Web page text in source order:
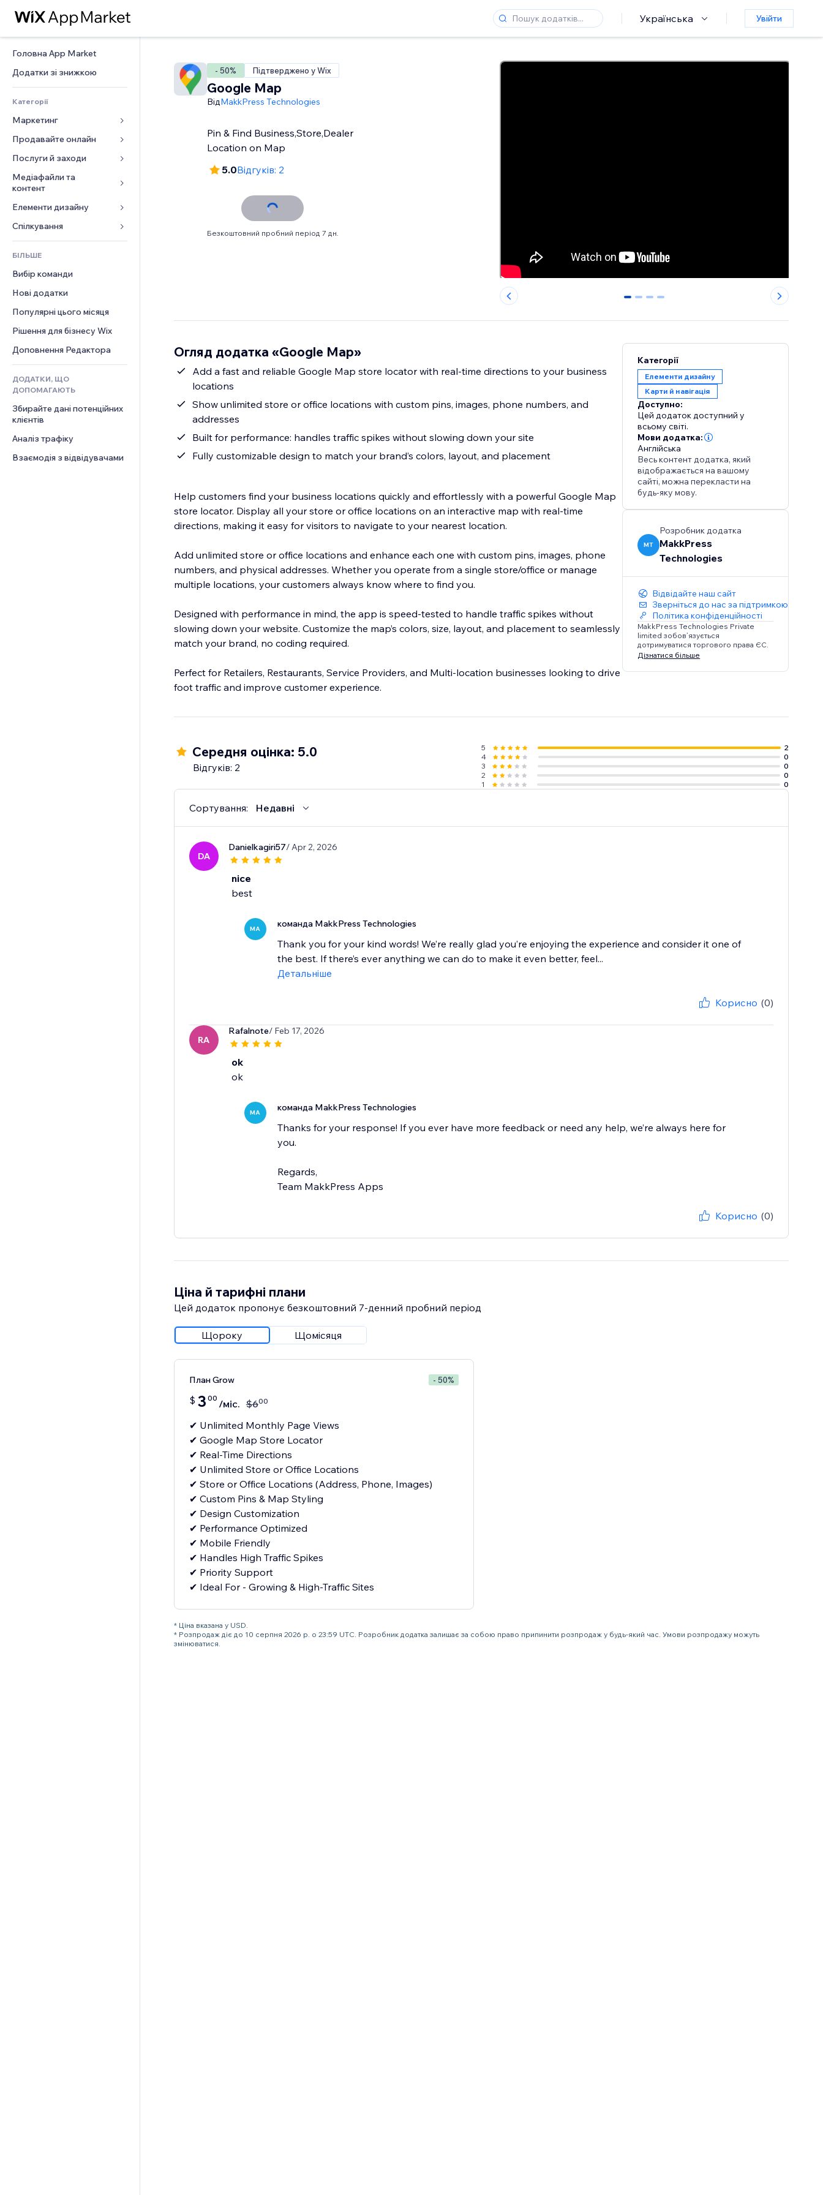
Українська Увійти
Головна App Market
Додатки зі знижкою
Категорії
Маркетинг
Реклама
Мобільний
Аналітика
Соцмережі
SEO
Залучення
Розміщення сайту
Ел. пошта
Конверсія
Продавайте онлайн
Додатки для магазинів
Надсилання та доставка
Кнопки продажу
Онлайн‑курси
Друк на замовлення
Бухгалтерський облік
Купони й лояльність
Рішення для складів
Дропшипінг
Тарифні плани й підписки
Краудфандинг
Їжа та напої
Послуги й заходи
Готелі
Заходи
Ресторани
Нерухомість
Медіафайли та
контент
Галерея
Музика
Подкасти
Фотографія
Відео
PDF
Обмін файлами
Новини
Елементи дизайну
Карти й навігація
Конфіденційність і безпека
Годинник
Шаблони сторінок
Ефекти зображення
Кнопки та меню
Банери та бейджі
Калькулятори
Пошук
Погода
Графіки й таблиці
Форми
Опитування
Чат
Коментарі
Телефон
Спільнота
Відгуки
CRM
БІЛЬШЕ
Вибір команди
Нові додатки
Популярні цього місяця
Рішення для бізнесу Wix
Доповнення Редактора
ДОДАТКИ, ЩО
ДОПОМАГАЮТЬ
Збирайте дані потенційних
клієнтів
Аналіз трафіку
Взаємодія з відвідувачами
- 50% Підтверджено у Wix
Google Map
ВідMakkPress Technologies
Pin & Find Business,Store,Dealer
Location on Map
5.0Відгуків: 2
Безкоштовний пробний період 7 дн.
0 1 2 3
Огляд додатка «Google Map»
Add a fast and reliable Google Map store locator with real-time directions to your business
locations
Show unlimited store or office locations with custom pins, images, phone numbers, and
addresses
Built for performance: handles traffic spikes without slowing down your site
Fully customizable design to match your brand’s colors, layout, and placement
Help customers find your business locations quickly and effortlessly with a powerful Google Map
store locator. Display all your store or office locations on an interactive map with real-time
directions, making it easy for visitors to navigate to your nearest location.
Add unlimited store or office locations and enhance each one with custom pins, images, phone
numbers, and physical addresses. Whether you operate from a single store/office or manage
multiple locations, your customers always know where to find you.
Designed with performance in mind, the app is speed-tested to handle traffic spikes without
slowing down your website. Customize the map’s colors, size, layout, and placement to seamlessly
match your brand, no coding required.
Perfect for Retailers, Restaurants, Service Providers, and Multi-location businesses looking to drive
foot traffic and improve customer experience.
Категорії
Елементи дизайну
Карти й навігація
Доступно:
Цей додаток доступний у
всьому світі.
Мови додатка:
Англійська
Весь контент додатка, який
відображається на вашому
сайті, можна перекласти на
будь-яку мову.
MT
Розробник додатка
MakkPress
Technologies
Відвідайте наш сайт
Зверніться до нас за підтримкою
Політика конфіденційності
MakkPress Technologies Private
limited зобов’язується
дотримуватися торгового права ЄС.
Дізнатися більше
Середня оцінка: 5.0
Відгуків: 2
5
2
4
0
3
0
2
0
1
0
Сортування: Недавні
DA
Danielkagiri57/ Apr 2, 2026
nice
best
MA команда MakkPress Technologies
Thank you for your kind words! We’re really glad you’re enjoying the experience and consider it one of
the best. If there’s ever anything we can do to make it even better, feel...
Детальніше
Корисно (0)
RA
Rafalnote/ Feb 17, 2026
ok
ok
MA команда MakkPress Technologies
Thanks for your response! If you ever have more feedback or need any help, we’re always here for
you.
Regards,
Team MakkPress Apps
Корисно (0)
Ціна й тарифні плани
Цей додаток пропонує безкоштовний 7‑денний пробний період
Щороку Щомісяця
План Grow - 50%
$ 3 00 /міс. $600
✔ Unlimited Monthly Page Views
✔ Google Map Store Locator
✔ Real-Time Directions
✔ Unlimited Store or Office Locations
✔ Store or Office Locations (Address, Phone, Images)
✔ Custom Pins & Map Styling
✔ Design Customization
✔ Performance Optimized
✔ Mobile Friendly
✔ Handles High Traffic Spikes
✔ Priority Support
✔ Ideal For - Growing & High-Traffic Sites
* Ціна вказана у USD.
* Розпродаж діє до 10 серпня 2026 р. о 23:59 UTC. Розробник додатка залишає за собою право припинити розпродаж у будь-який час. Умови розпродажу можуть
змінюватися.